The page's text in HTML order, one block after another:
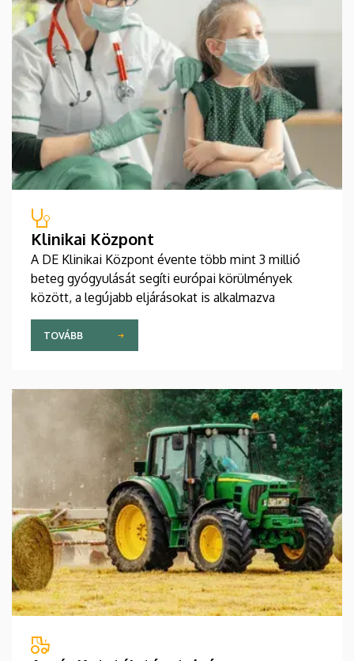
Klinikai Központ
A DE Klinikai Központ évente több mint 3 millió
beteg gyógyulását segíti európai körülmények
között, a legújabb eljárásokat is alkalmazva
TOVÁBB